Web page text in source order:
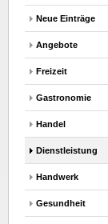
Neue Einträge
Angebote
Freizeit
Gastronomie
Handel
Dienstleistung
Handwerk
Gesundheit